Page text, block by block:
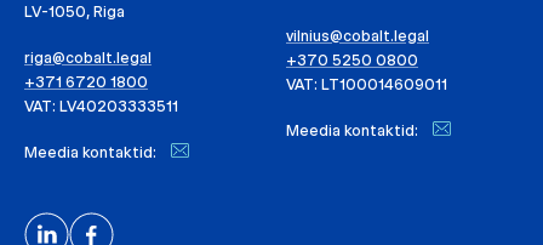
LV-1050, Riga
riga@cobalt.legal
+371 6720 1800
VAT: LV40203333511
Meedia kontaktid:
vilnius@cobalt.legal
+370 5250 0800
VAT: LT100014609011
Meedia kontaktid: